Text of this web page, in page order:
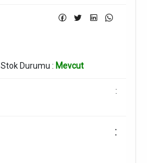
Stok Durumu : Mevcut
:
: